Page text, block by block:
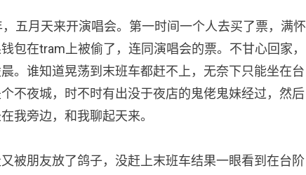
五月天来开演唱会。第一时间一个人去买了票，满怀
包在tram上被偷了，连同演唱会的票。不甘心回家，
。谁知道晃荡到末班车都赶不上，无奈下只能坐在台
不夜城，时不时有出没于夜店的鬼佬鬼妹经过，然后
我旁边，和我聊起天来。
被朋友放了鸽子，没赶上末班车结果一眼看到在台阶